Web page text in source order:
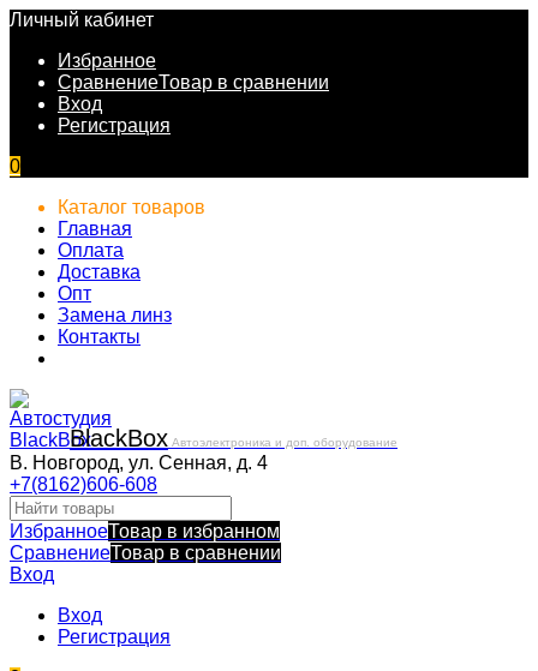
Личный кабинет
Избранное
СравнениеТовар в сравнении
Вход
Регистрация
0
Каталог товаров
Главная
Оплата
Доставка
Опт
Замена линз
Контакты
BlackBox Автоэлектроника и доп. оборудование
В. Новгород, ул. Сенная, д. 4
+7(8162)606-608
ИзбранноеТовар в избранном
СравнениеТовар в сравнении
Вход
Вход
Регистрация